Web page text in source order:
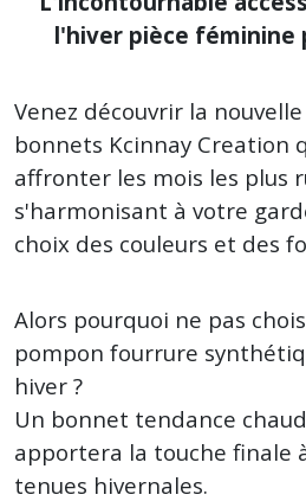
l'hiver pièce féminine
Venez découvrir la
bonnets Kcinnay Creation
affronter les mois les plus
s'harmonisant à votre
choix des couleurs et des
Alors pourquoi ne pas
pompon fourrure
hiver ?
Un bonnet tendance
apportera la touche finale
tenues hivernales.